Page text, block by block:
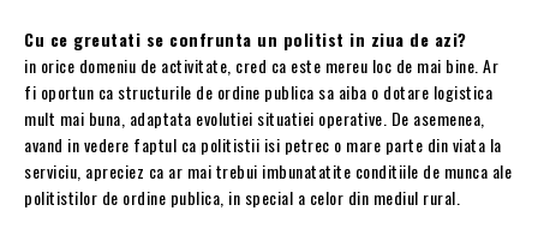
Cu ce greutati se confrunta un politist in ziua de azi?
in orice domeniu de activitate, cred ca este mereu loc de mai bine. Ar
fi oportun ca structurile de ordine publica sa aiba o dotare logistica
mult mai buna, adaptata evolutiei situatiei operative. De asemenea,
avand in vedere faptul ca politistii isi petrec o mare parte din viata la
serviciu, apreciez ca ar mai trebui imbunatatite conditiile de munca ale
politistilor de ordine publica, in special a celor din mediul rural.